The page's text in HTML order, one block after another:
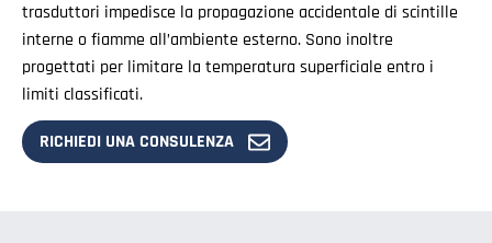
trasduttori impedisce la propagazione accidentale di scintille
interne o fiamme all’ambiente esterno. Sono inoltre
progettati per limitare la temperatura superficiale entro i
limiti classificati.
RICHIEDI UNA CONSULENZA